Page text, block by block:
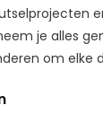
je alles
om elke